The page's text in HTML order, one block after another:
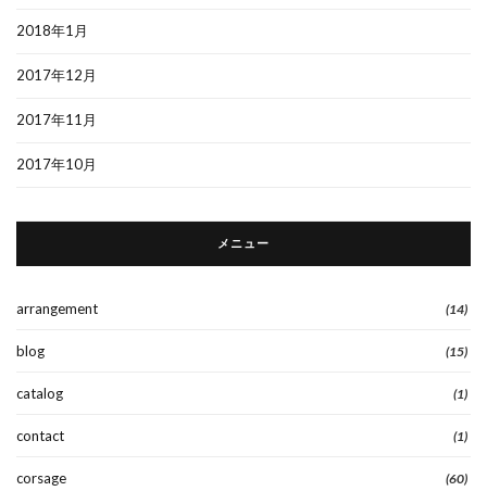
2018年1月
2017年12月
2017年11月
2017年10月
メニュー
arrangement (14)
blog (15)
catalog (1)
contact (1)
corsage (60)